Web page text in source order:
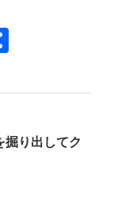
掘り出してク